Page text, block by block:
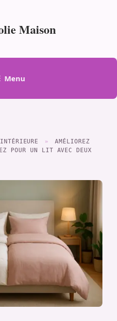
Maison
Menu
»
AMÉLIOREZ
POUR UN LIT AVEC DEUX